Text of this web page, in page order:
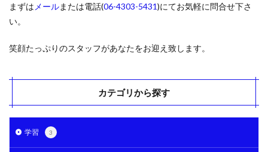
まずは メールまたは電話(06-4303-5431)にてお気軽に問合せ下さ
い。
笑顔たっぷりのスタッフがあなたをお迎え致します。
カテゴリから探す
学習 3